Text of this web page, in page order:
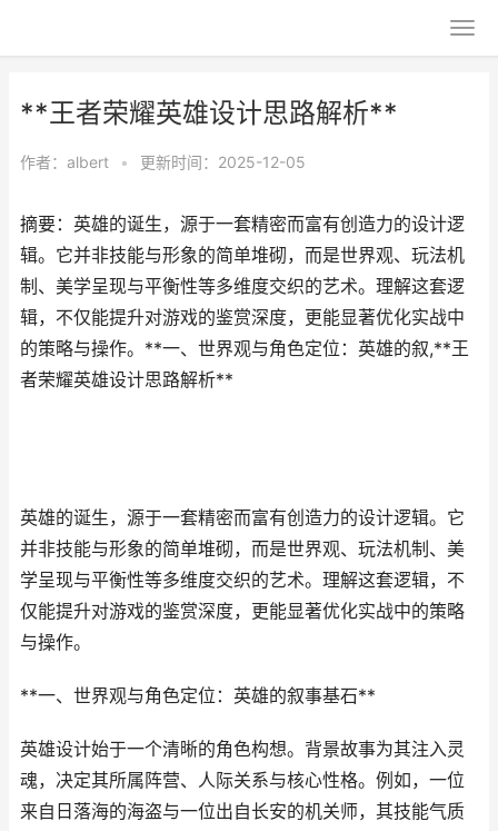
**王者荣耀英雄设计思路解析**
作者： albert • 更新时间：2025-12-05
摘要：英雄的诞生，源于一套精密而富有创造力的设计逻
辑。它并非技能与形象的简单堆砌，而是世界观、玩法机
制、美学呈现与平衡性等多维度交织的艺术。理解这套逻
辑，不仅能提升对游戏的鉴赏深度，更能显著优化实战中
的策略与操作。**一、世界观与角色定位：英雄的叙,**王
者荣耀英雄设计思路解析**
英雄的诞生，源于一套精密而富有创造力的设计逻辑。它
并非技能与形象的简单堆砌，而是世界观、玩法机制、美
学呈现与平衡性等多维度交织的艺术。理解这套逻辑，不
仅能提升对游戏的鉴赏深度，更能显著优化实战中的策略
与操作。
**一、世界观与角色定位：英雄的叙事基石**
英雄设计始于一个清晰的角色构想。背景故事为其注入灵
魂，决定其所属阵营、人际关系与核心性格。例如，一位
来自日落海的海盗与一位出自长安的机关师，其技能气质